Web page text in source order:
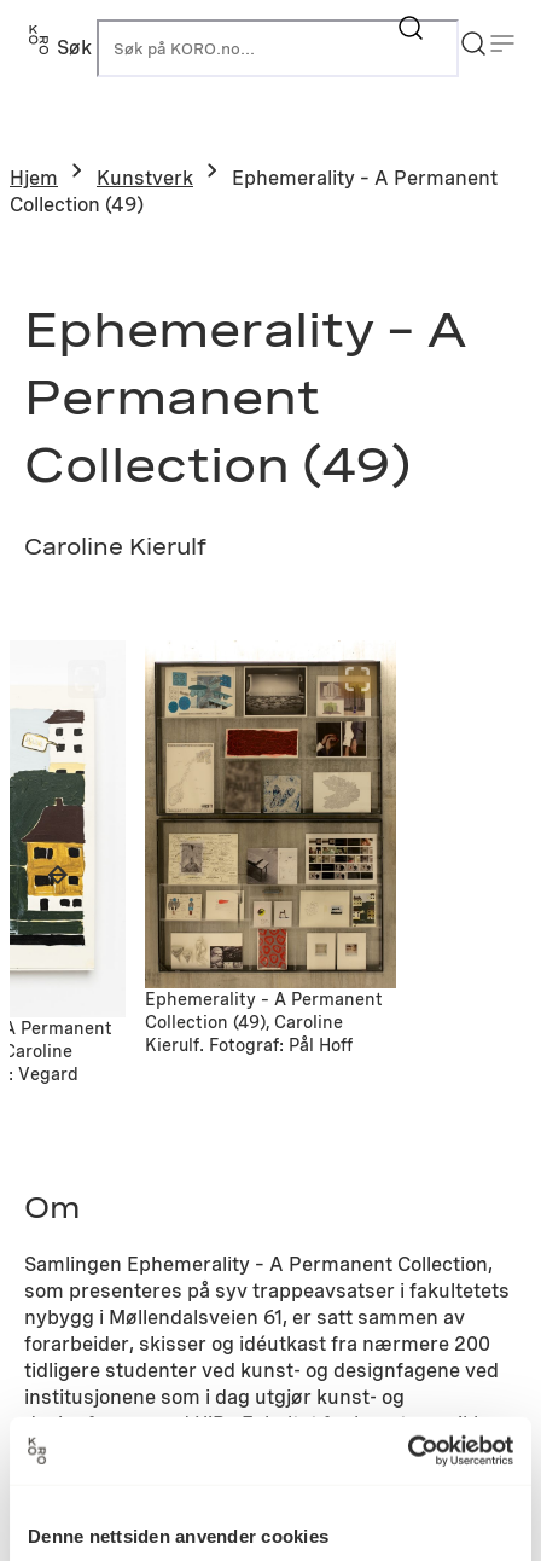
Denne nettsiden anvender cookies
Hopp
Søk
Hjem Kunstverk
Ephemerality – A Permanent
Collection (49)
Ephemerality – A
Permanent
Collection (49)
Caroline Kierulf
Permanent
Vegard
Ephemerality – A Permanent
Collection (49), Caroline
Kierulf. Fotograf: Pål Hoff
Om
Samlingen Ephemerality – A Permanent Collection,
som presenteres på syv trappeavsatser i fakultetets
nybygg i Møllendalsveien 61, er satt sammen av
forarbeider, skisser og idéutkast fra nærmere 200
tidligere studenter ved kunst- og designfagene ved
institusjonene som i dag utgjør kunst- og
designfagene ved UiBs Fakultet for kunst, musikk og
design. Flere kunstprosjekter skal gjennomføres
mellom fakultetet, det øvrige kunstfeltet i Bergen og